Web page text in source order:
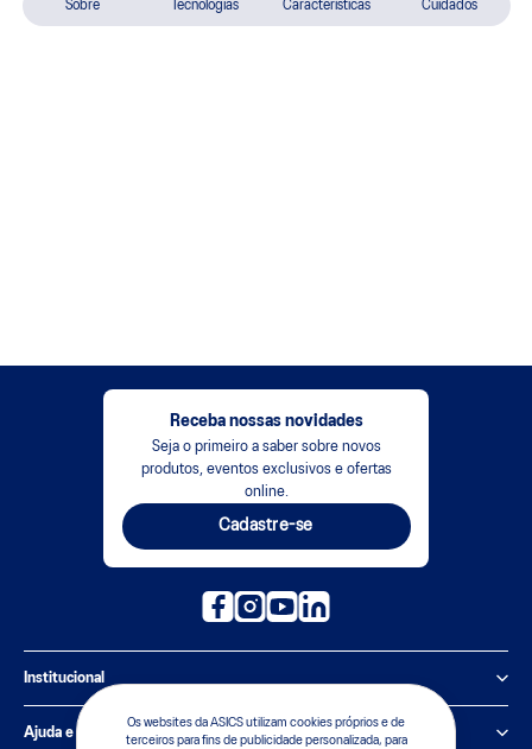
Os websites da ASICS utilizam cookies próprios e de
terceiros para fins de publicidade personalizada, para
Sobre Tecnologias Características Cuidados
Receba nossas novidades
Seja o primeiro a saber sobre novos
produtos, eventos exclusivos e ofertas
online.
Cadastre-se
Institucional
Política de Privacidade
Ajuda e suporte